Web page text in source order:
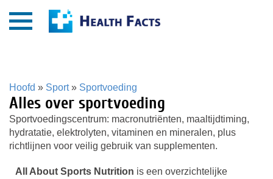
Hoofd » Sport» Sportvoeding
Alles over sportvoeding
Sportvoedingscentrum: macronutriënten, maaltijdtiming,
hydratatie, elektrolyten, vitaminen en mineralen, plus
richtlijnen voor veilig gebruik van supplementen.
All About Sports Nutrition is een overzichtelijke